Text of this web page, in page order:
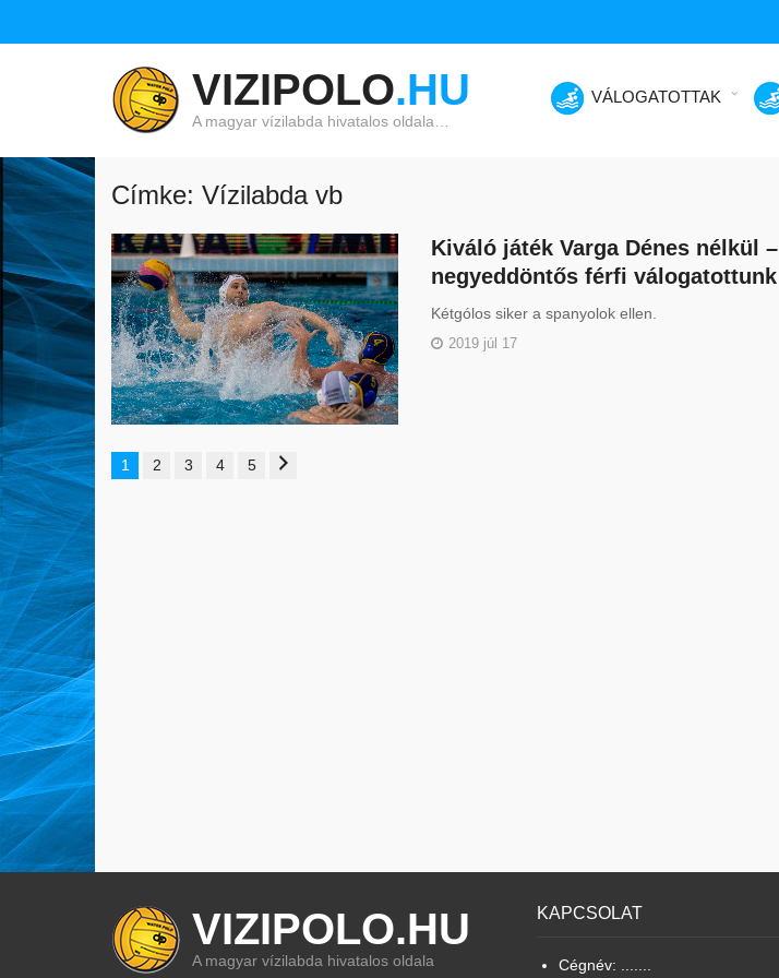
VIZIPOLO.HU
A magyar vízilabda hivatalos oldala…
VÁLOGATOTTAK
Címke: Vízilabda vb
Kiváló játék Varga Dénes nélkül –
negyeddöntős férfi válogatottunk
Kétgólos siker a spanyolok ellen.
2019 júl 17
1 2 3 4 5
VIZIPOLO.HU
A magyar vízilabda hivatalos oldala
KAPCSOLAT
Cégnév: .......